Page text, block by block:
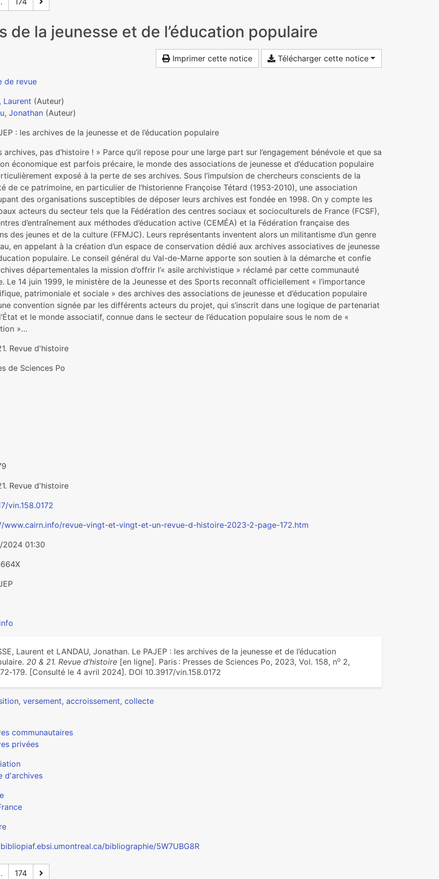
de la jeunesse et de l’éducation populaire
Imprimer cette notice Télécharger cette notice
de revue
Laurent (Auteur)
Jonathan (Auteur)
: les archives de la jeunesse et de l’éducation populaire
archives, pas d’histoire ! » Parce qu’il repose pour une large part sur l’engagement bénévole et que sa
économique est parfois précaire, le monde des associations de jeunesse et d’éducation populaire
exposé à la perte de ses archives. Sous l’impulsion de chercheurs conscients de la
de ce patrimoine, en particulier de l’historienne Françoise Tétard (1953-2010), une association
des organisations susceptibles de déposer leurs archives est fondée en 1998. On y compte les
acteurs du secteur tels que la Fédération des centres sociaux et socioculturels de France (FCSF),
d’entraînement aux méthodes d’éducation active (CEMÉA) et la Fédération française des
des jeunes et de la culture (FFMJC). Leurs représentants inventent alors un militantisme d’un genre
en appelant à la création d’un espace de conservation dédié aux archives associatives de jeunesse
populaire. Le conseil général du Val-de-Marne apporte son soutien à la démarche et confie
départementales la mission d’offrir l’« asile archivistique » réclamé par cette communauté
Le 14 juin 1999, le ministère de la Jeunesse et des Sports reconnaît officiellement « l’importance
patrimoniale et sociale » des archives des associations de jeunesse et d’éducation populaire
convention signée par les différents acteurs du projet, qui s’inscrit dans une logique de partenariat
et le monde associatif, connue dans le secteur de l’éducation populaire sous le nom de «
»…
Revue d'histoire
de Sciences Po
Revue d'histoire
vin.158.0172
www.cairn.info/revue-vingt-et-vingt-et-un-revue-d-histoire-2023-2-page-172.htm
01:30
Laurent et LANDAU, Jonathan. Le PAJEP : les archives de la jeunesse et de l’éducation
20 & 21. Revue d’histoire [en ligne]. Paris : Presses de Sciences Po, 2023, Vol. 158, no 2,
[Consulté le 4 avril 2024]. DOI 10.3917/vin.158.0172
versement, accroissement, collecte
communautaires
privées
d'archives
bibliographie/5W7UBG8R
174